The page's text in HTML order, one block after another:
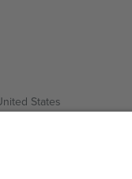
States